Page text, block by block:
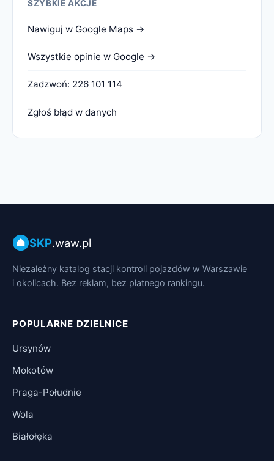
SZYBKIE AKCJE
Nawiguj w Google Maps →
Wszystkie opinie w Google →
Zadzwoń: 226 101 114
Zgłoś błąd w danych
SKP.waw.pl
Niezależny katalog stacji kontroli pojazdów w Warszawie
i okolicach. Bez reklam, bez płatnego rankingu.
POPULARNE DZIELNICE
Ursynów
Mokotów
Praga-Południe
Wola
Białołęka